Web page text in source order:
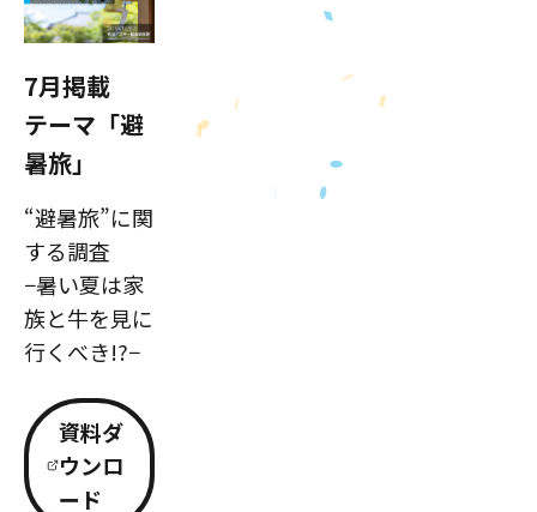
7月掲載
テーマ「避
暑旅」
“避暑旅”に関
する調査
−暑い夏は家
族と牛を見に
行くべき!?−
資料ダ
ウンロ
ード